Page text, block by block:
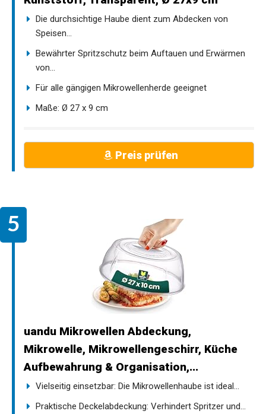
Die durchsichtige Haube dient zum Abdecken von
Speisen...
Bewährter Spritzschutz beim Auftauen und Erwärmen
von...
Für alle gängigen Mikrowellenherde geeignet
Maße: Ø 27 x 9 cm
Preis prüfen
uandu Mikrowellen Abdeckung,
Mikrowelle, Mikrowellengeschirr, Küche
Aufbewahrung & Organisation,...
Vielseitig einsetzbar: Die Mikrowellenhaube ist ideal...
Praktische Deckelabdeckung: Verhindert Spritzer und...